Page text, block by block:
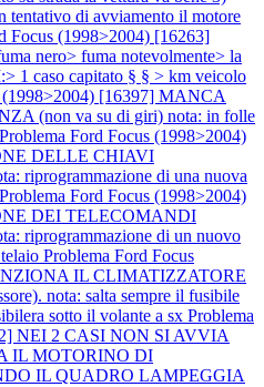
tentativo di avviamento il motore
Focus (1998>2004) [16263]
nero> fuma notevolmente> la
1 caso capitato § § > km veicolo
(1998>2004) [16397] MANCA
(non va su di giri) nota: in folle
Problema Ford Focus (1998>2004)
DELLE CHIAVI
riprogrammazione di una nuova
Problema Ford Focus (1998>2004)
DEI TELECOMANDI
riprogrammazione di un nuovo
Problema Ford Focus
IL CLIMATIZZATORE
nota: salta sempre il fusibile
sotto il volante a sx Problema
NEI 2 CASI NON SI AVVIA
IL MOTORINO DI
IL QUADRO LAMPEGGIA